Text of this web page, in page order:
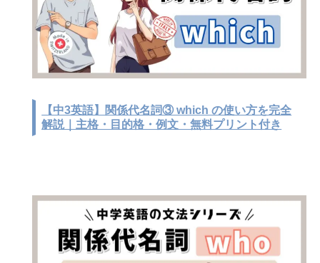
【中3英語】関係代名詞③ which の使い方を完全
解説｜主格・目的格・例文・無料プリント付き